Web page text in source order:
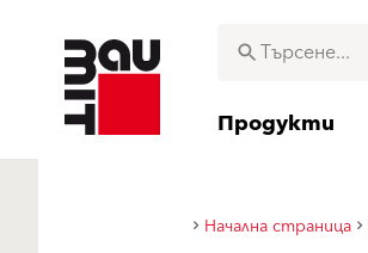
Продукти
Начална страница